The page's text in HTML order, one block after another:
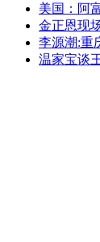
探秘重庆
美国：阿
金正恩现
李源潮:重
温家宝谈